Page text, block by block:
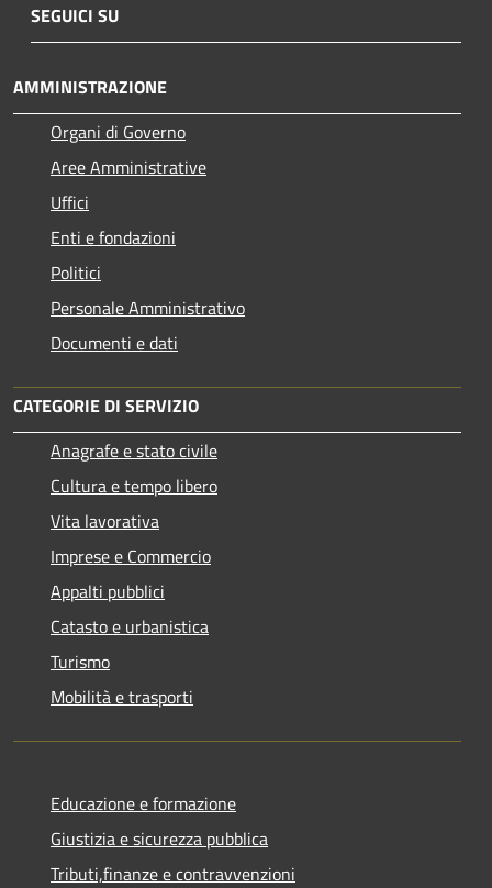
SEGUICI SU
AMMINISTRAZIONE
Organi di Governo
Aree Amministrative
Uffici
Enti e fondazioni
Politici
Personale Amministrativo
Documenti e dati
CATEGORIE DI SERVIZIO
Anagrafe e stato civile
Cultura e tempo libero
Vita lavorativa
Imprese e Commercio
Appalti pubblici
Catasto e urbanistica
Turismo
Mobilità e trasporti
Educazione e formazione
Giustizia e sicurezza pubblica
Tributi,finanze e contravvenzioni